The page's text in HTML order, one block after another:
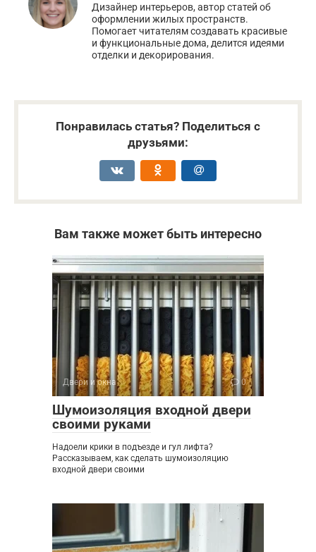
Дизайнер интерьеров, автор статей об
оформлении жилых пространств.
Помогает читателям создавать красивые
и функциональные дома, делится идеями
отделки и декорирования.
Понравилась статья? Поделиться с
друзьями:
Вам также может быть интересно
Двери и окна 0
Шумоизоляция входной двери
своими руками
Надоели крики в подъезде и гул лифта?
Рассказываем, как сделать шумоизоляцию
входной двери своими